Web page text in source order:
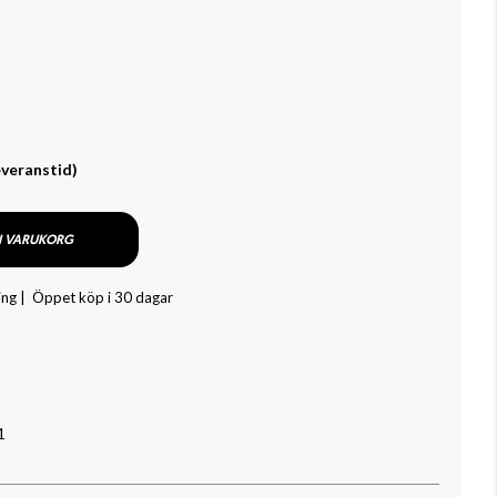
VARUKORG
| Öppet köp i 30 dagar